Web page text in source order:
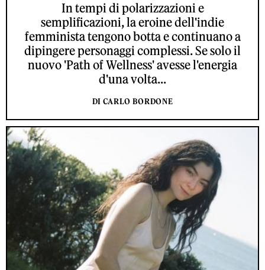
In tempi di polarizzazioni e
semplificazioni, la eroine dell'indie
femminista tengono botta e continuano a
dipingere personaggi complessi. Se solo il
nuovo 'Path of Wellness' avesse l'energia
d'una volta...
DI CARLO BORDONE